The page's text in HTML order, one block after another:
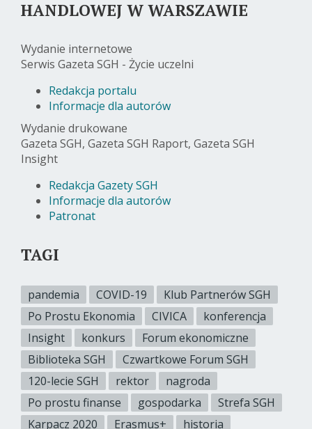
HANDLOWEJ W WARSZAWIE
Wydanie internetowe
Serwis Gazeta SGH - Życie uczelni
Redakcja portalu
Informacje dla autorów
Wydanie drukowane
Gazeta SGH, Gazeta SGH Raport, Gazeta SGH
Insight
Redakcja Gazety SGH
Informacje dla autorów
Patronat
TAGI
pandemia COVID-19
Klub Partnerów SGH
Po Prostu Ekonomia
CIVICA
konferencja
Insight
konkurs
Forum ekonomiczne
Biblioteka SGH
Czwartkowe Forum SGH
120-lecie SGH
rektor
nagroda
Po prostu finanse
gospodarka
Strefa SGH
Karpacz 2020
Erasmus+ historia